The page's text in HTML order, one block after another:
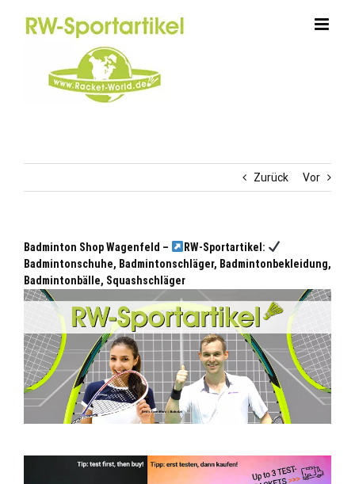
Zurück Vor
Badminton Shop Wagenfeld –
RW-Sportartikel:
Badmintonschuhe, Badmintonschläger, Badmintonbekleidung,
Badmintonbälle, Squashschläger